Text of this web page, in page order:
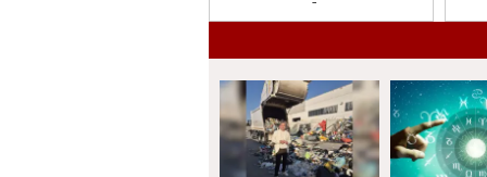
crimen en la
en